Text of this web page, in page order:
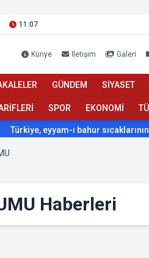
11:07
Künye İletişim Galeri
GÜNDEM SİYASET
SPOR EKONOMİ
eyyam-ı bahur sıcaklarının etkisi
Haberleri